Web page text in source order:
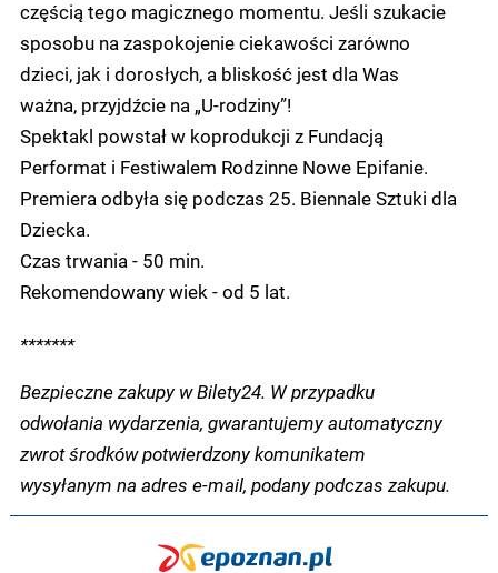
częścią tego magicznego momentu. Jeśli szukacie
sposobu na zaspokojenie ciekawości zarówno
dzieci, jak i dorosłych, a bliskość jest dla Was
ważna, przyjdźcie na „U-rodziny”!
Spektakl powstał w koprodukcji z Fundacją
Performat i Festiwalem Rodzinne Nowe Epifanie.
Premiera odbyła się podczas 25. Biennale Sztuki dla
Dziecka.
Czas trwania - 50 min.
Rekomendowany wiek - od 5 lat.
*******
Bezpieczne zakupy w Bilety24. W przypadku
odwołania wydarzenia, gwarantujemy automatyczny
zwrot środków potwierdzony komunikatem
wysyłanym na adres e-mail, podany podczas zakupu.